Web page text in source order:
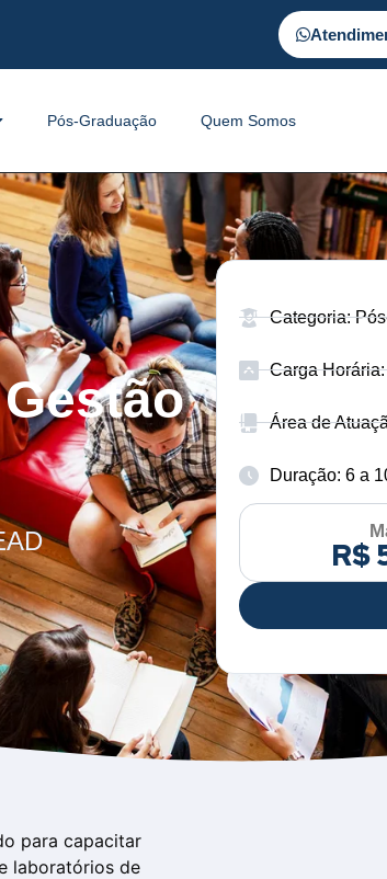
Pós-Graduação Quem Somos
Categoria:
Carga
Área de
Duração: 6 a
R$
para capacitar
laboratórios de